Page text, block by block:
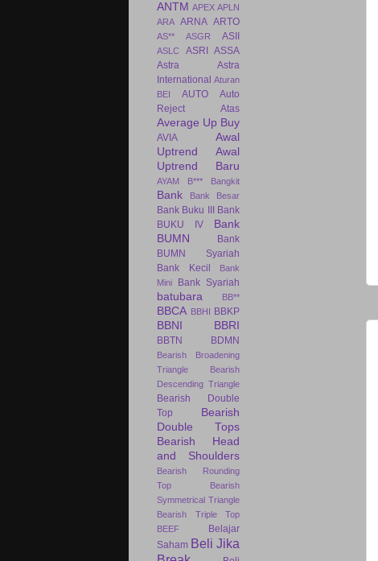
ANTM APEX APLN
ARA ARNA ARTO
AS** ASGR ASII
ASLC ASRI
ASSA
Astra
Astra
International Aturan
BEI
AUTO
Auto
Reject Atas
Average Up Buy
AVIA
Awal
Uptrend
Awal
Uptrend Baru
AYAM B*** Bangkit
Bank Bank Besar
Bank Buku III
Bank
BUKU IV
Bank
BUMN
Bank
BUMN Syariah
Bank Kecil
Bank
Mini
Bank Syariah
batubara BB**
BBCA BBHI BBKP
BBNI BBRI
BBTN BDMN
Bearish Broadening
Triangle
Bearish
Descending Triangle
Bearish Double
Top
Bearish
Double Tops
Bearish Head
and Shoulders
Bearish Rounding
Top
Bearish
Symmetrical Triangle
Bearish Triple Top
BEEF
Belajar
Saham Beli Jika